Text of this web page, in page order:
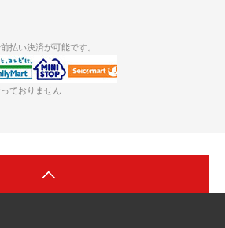
払い決済が可能です。
ておりません